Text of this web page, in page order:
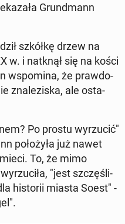
Grund­mann
szkółkę drzew na
w. i natknął się na kości
wspo­mi­na, że praw­do­
zna­le­zi­ska, ale osta­
Po prostu wy­rzu­cić"
po­ło­ży­ła już nawet
To, że mimo
"jest szczę­śli­
hi­sto­rii miasta Soest" -